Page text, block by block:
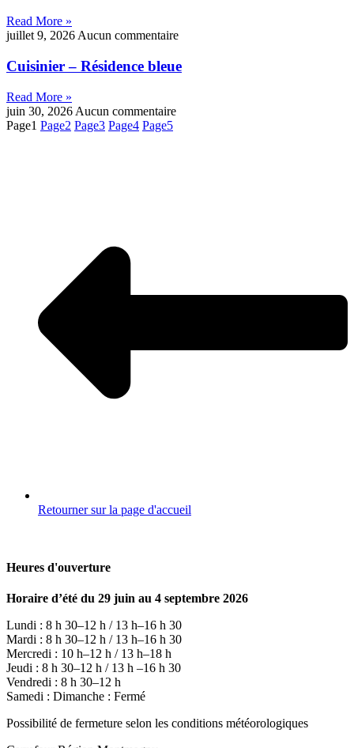
Read More »
juillet 9, 2026 Aucun commentaire
Cuisinier – Résidence bleue
Read More »
juin 30, 2026 Aucun commentaire
Page1 Page2 Page3 Page4 Page5
Retourner sur la page d'accueil
Heures d'ouverture
Horaire d’été du 29 juin au 4 septembre 2026
Lundi : 8 h 30–12 h / 13 h–16 h 30
Mardi : 8 h 30–12 h / 13 h–16 h 30
Mercredi : 10 h–12 h / 13 h–18 h
Jeudi : 8 h 30–12 h / 13 h –16 h 30
Vendredi : 8 h 30–12 h
Samedi : Dimanche : Fermé
Possibilité de fermeture selon les conditions météorologiques